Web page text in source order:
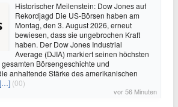
Historischer Meilenstein: Dow Jones auf
Rekordjagd Die US-Börsen haben am
Montag, den 3. August 2026, erneut
bewiesen, dass sie ungebrochen Kraft
haben. Der Dow Jones Industrial
Average (DJIA) markiert seinen höchsten
Börsengeschichte und
anhaltende Stärke des amerikanischen
[…] (00)
vor 56 Minuten